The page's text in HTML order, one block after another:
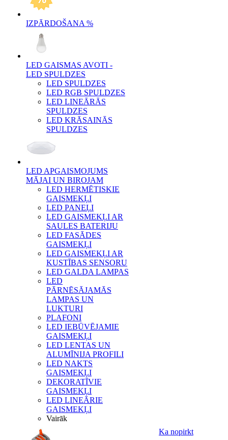
IZPĀRDOŠANA %
LED GAISMAS AVOTI -
LED SPULDZES
LED SPULDZES
LED RGB SPULDZES
LED LINEĀRĀS
SPULDZES
LED KRĀSAINĀS
SPULDZES
LED APGAISMOJUMS
MĀJAI UN BIROJAM
LED HERMĒTISKIE
GAISMEKĻI
LED PANEĻI
LED GAISMEKĻI AR
SAULES BATERIJU
LED FASĀDES
GAISMEKĻI
LED GAISMEKĻI AR
KUSTĪBAS SENSORU
LED GALDA LAMPAS
LED
PĀRNĒSĀJAMĀS
LAMPAS UN
LUKTURI
PLAFONI
LED IEBŪVĒJAMIE
GAISMEKĻI
LED LENTAS UN
ALUMĪNIJA PROFILI
LED NAKTS
GAISMEKĻI
DEKORATĪVIE
GAISMEKĻI
LED LINEĀRIE
GAISMEKĻI
Vairāk
Ka nopirkt